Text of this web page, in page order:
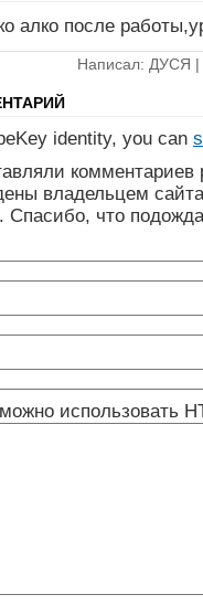
алко после
Написал: ДУСЯ |
identity, you can
владельцем
Спасибо, что
использовать